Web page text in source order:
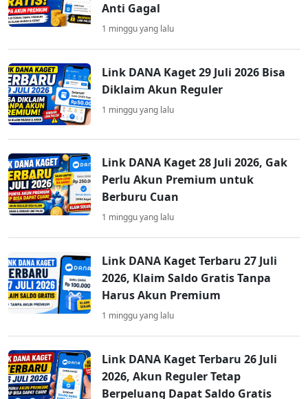
Anti Gagal
1 minggu yang lalu
Link DANA Kaget 29 Juli 2026 Bisa
Diklaim Akun Reguler
1 minggu yang lalu
Link DANA Kaget 28 Juli 2026, Gak
Perlu Akun Premium untuk
Berburu Cuan
1 minggu yang lalu
Link DANA Kaget Terbaru 27 Juli
2026, Klaim Saldo Gratis Tanpa
Harus Akun Premium
1 minggu yang lalu
Link DANA Kaget Terbaru 26 Juli
2026, Akun Reguler Tetap
Berpeluang Dapat Saldo Gratis